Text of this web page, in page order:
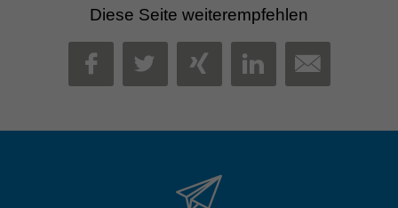
Diese Seite weiterempfehlen
FACEBOOK
TWITTER
XINGLINKEDIN
MAIL